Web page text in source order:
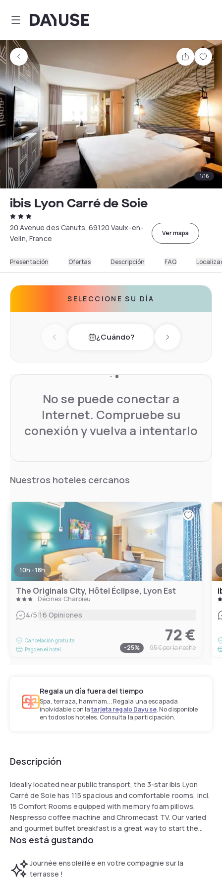
Dayuse
1/16
ibis Lyon Carré de Soie
20 Avenue des Canuts, 69120 Vaulx-en-
Velin, France
Ver mapa
Presentación Ofertas Descripción FAQ
SELECCIONE SU DÍA
Previous day¿Cuándo? Next day
No se puede conectar a
Internet. Compruebe su
conexión y vuelva a intentarlo
Nuestros hoteles cercanos
10h - 18h
The Originals City, Hôtel Éclipse, Lyon Est
Décines-Charpieu
4/5|16 Opiniones
Cancelación gratuita
Pago en el hotel
72 €
-25% 95 €por la noche
Regala un día fuera del tiempo
Spa, terraza, hammam... Regala una escapada
inolvidable con latarjeta regalo Dayuse. No disponible
en todos los hoteles. Consulta la participación.
Descripción
Ideally located near public transport, the 3-star ibis Lyon
Carré de Soie has 115 spacious and comfortable rooms, incl.
15 Comfort Rooms equipped with memory foam pillows,
Nespresso coffee machine and Chromecast TV. Our varied
and gourmet buffet breakfast is a great way to start the
day. Our bar offers drinks and snacks to enjoy in the warm
disposal.
Nos está gustando
Journée ensoleillée en votre compagnie sur la
terrasse !